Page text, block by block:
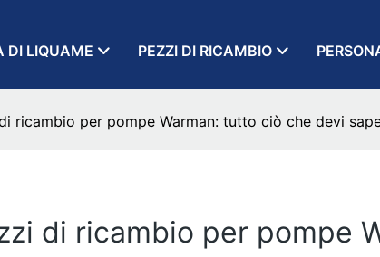
DI LIQUAME PEZZI DI RICAMBIO
ricambio per pompe Warman: tutto ciò che devi
di ricambio per pompe